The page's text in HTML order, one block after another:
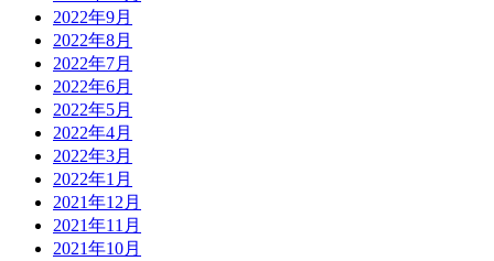
2022年9月
2022年8月
2022年7月
2022年6月
2022年5月
2022年4月
2022年3月
2022年1月
2021年12月
2021年11月
2021年10月